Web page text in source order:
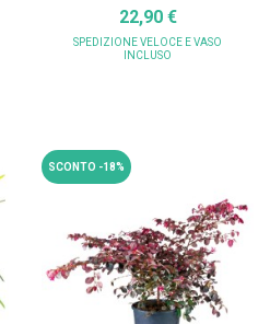
22,90 €
SPEDIZIONE VELOCE E VASO
INCLUSO
SCONTO -18%